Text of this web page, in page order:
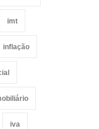
imt
inflação
iva